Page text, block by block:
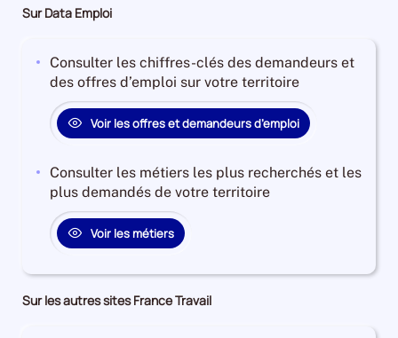
Sur Data Emploi
Consulter les chiffres-clés des demandeurs et
des offres d’emploi sur votre territoire
Voir les offres et demandeurs d’emploi
Consulter les métiers les plus recherchés et les
plus demandés de votre territoire
Voir les métiers
Sur les autres sites France Travail